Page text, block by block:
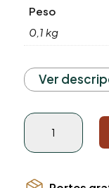
Peso
0,1 kg
Ver
Filtro
cantidad